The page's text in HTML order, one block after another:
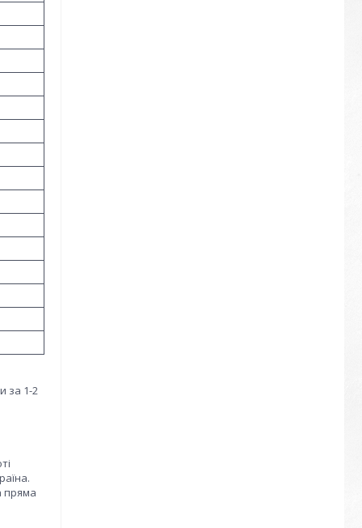
за 1-2
пряма